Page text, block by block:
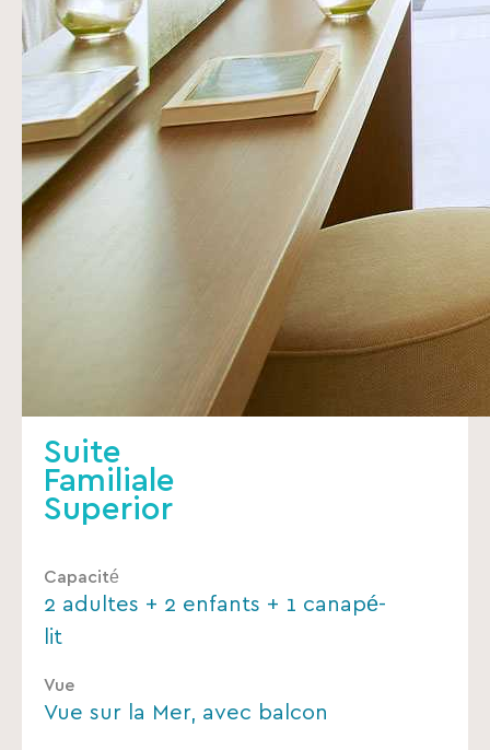
Suite
Familiale
Superior
Capacité
2 adultes + 2 enfants + 1 canapé-
lit
Vue
Vue sur la Mer, avec balcon